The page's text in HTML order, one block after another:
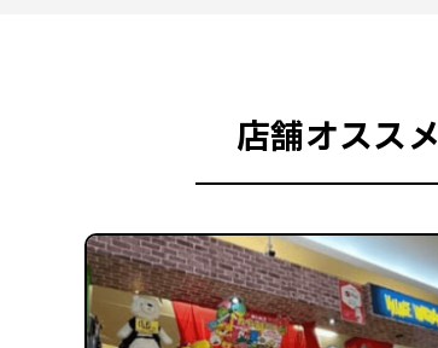
店舗オススメ